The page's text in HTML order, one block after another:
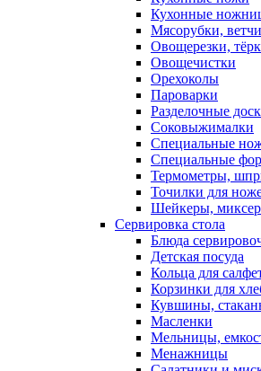
Кухонные
Мясорубки,
Овощерезки,
Овощечистки
Орехоколы
Пароварки
Разделочные
Соковыжималки
Специальные
Специальные
Термометры,
Точилки для
Шейкеры,
Сервировка стола
Блюда
Детская посуда
Кольца для
Корзинки для
Кувшины,
Масленки
Мельницы,
Менажницы